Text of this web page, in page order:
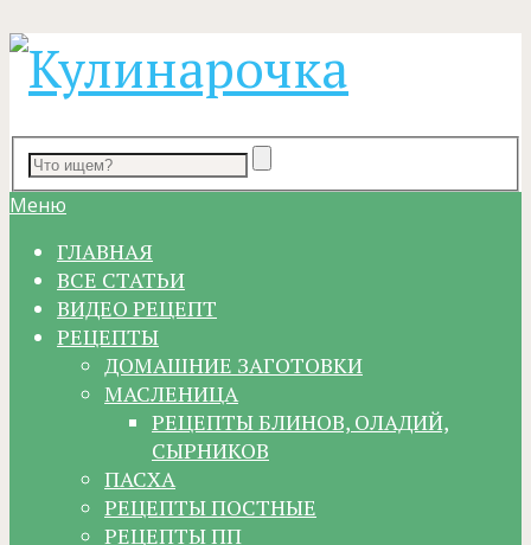
Меню
ГЛАВНАЯ
ВСЕ СТАТЬИ
ВИДЕО РЕЦЕПТ
РЕЦЕПТЫ
ДОМАШНИЕ ЗАГОТОВКИ
МАСЛЕНИЦА
РЕЦЕПТЫ БЛИНОВ, ОЛАДИЙ,
СЫРНИКОВ
ПАСХА
РЕЦЕПТЫ ПОСТНЫЕ
РЕЦЕПТЫ ПП